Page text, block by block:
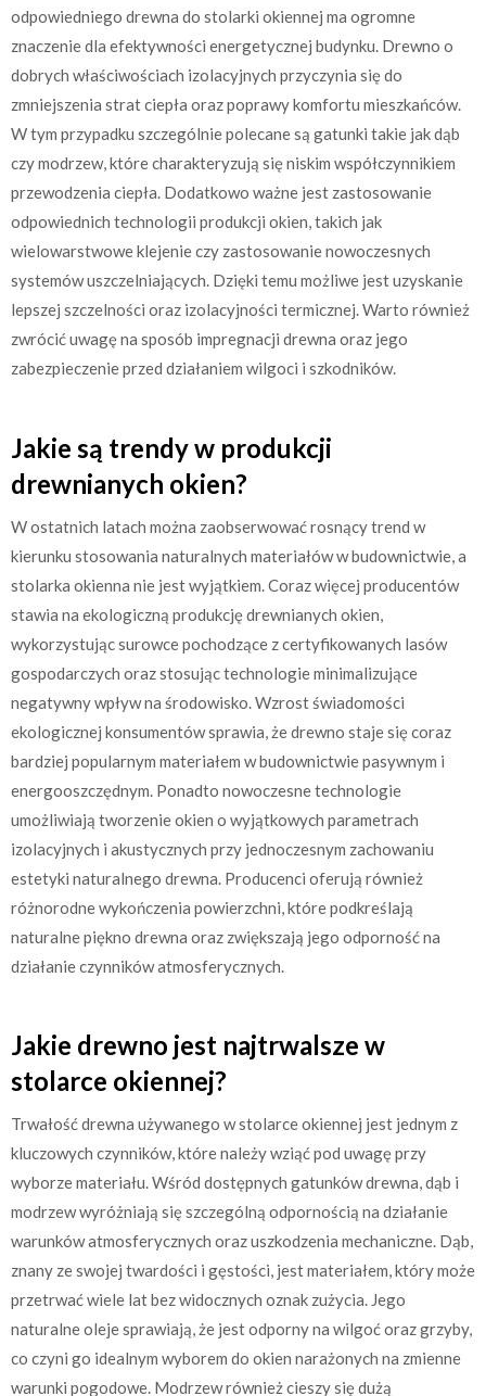
odpowiedniego drewna do stolarki okiennej ma ogromne
znaczenie dla efektywności energetycznej budynku. Drewno o
dobrych właściwościach izolacyjnych przyczynia się do
zmniejszenia strat ciepła oraz poprawy komfortu mieszkańców.
W tym przypadku szczególnie polecane są gatunki takie jak dąb
czy modrzew, które charakteryzują się niskim współczynnikiem
przewodzenia ciepła. Dodatkowo ważne jest zastosowanie
odpowiednich technologii produkcji okien, takich jak
wielowarstwowe klejenie czy zastosowanie nowoczesnych
systemów uszczelniających. Dzięki temu możliwe jest uzyskanie
lepszej szczelności oraz izolacyjności termicznej. Warto również
zwrócić uwagę na sposób impregnacji drewna oraz jego
zabezpieczenie przed działaniem wilgoci i szkodników.
Jakie są trendy w produkcji
drewnianych okien?
W ostatnich latach można zaobserwować rosnący trend w
kierunku stosowania naturalnych materiałów w budownictwie, a
stolarka okienna nie jest wyjątkiem. Coraz więcej producentów
stawia na ekologiczną produkcję drewnianych okien,
wykorzystując surowce pochodzące z certyfikowanych lasów
gospodarczych oraz stosując technologie minimalizujące
negatywny wpływ na środowisko. Wzrost świadomości
ekologicznej konsumentów sprawia, że drewno staje się coraz
bardziej popularnym materiałem w budownictwie pasywnym i
energooszczędnym. Ponadto nowoczesne technologie
umożliwiają tworzenie okien o wyjątkowych parametrach
izolacyjnych i akustycznych przy jednoczesnym zachowaniu
estetyki naturalnego drewna. Producenci oferują również
różnorodne wykończenia powierzchni, które podkreślają
naturalne piękno drewna oraz zwiększają jego odporność na
działanie czynników atmosferycznych.
Jakie drewno jest najtrwalsze w
stolarce okiennej?
Trwałość drewna używanego w stolarce okiennej jest jednym z
kluczowych czynników, które należy wziąć pod uwagę przy
wyborze materiału. Wśród dostępnych gatunków drewna, dąb i
modrzew wyróżniają się szczególną odpornością na działanie
warunków atmosferycznych oraz uszkodzenia mechaniczne. Dąb,
znany ze swojej twardości i gęstości, jest materiałem, który może
przetrwać wiele lat bez widocznych oznak zużycia. Jego
naturalne oleje sprawiają, że jest odporny na wilgoć oraz grzyby,
co czyni go idealnym wyborem do okien narażonych na zmienne
warunki pogodowe. Modrzew również cieszy się dużą